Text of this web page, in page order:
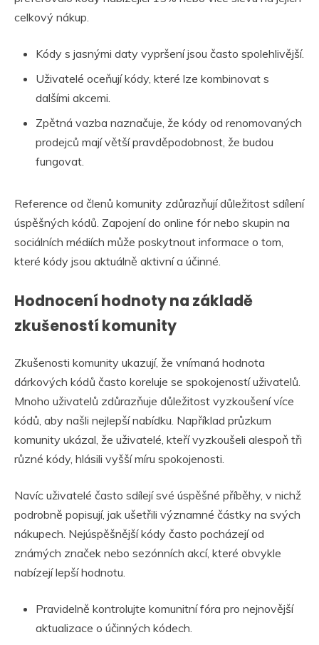
celkový nákup.
Kódy s jasnými daty vypršení jsou často spolehlivější.
Uživatelé oceňují kódy, které lze kombinovat s
dalšími akcemi.
Zpětná vazba naznačuje, že kódy od renomovaných
prodejců mají větší pravděpodobnost, že budou
fungovat.
Reference od členů komunity zdůrazňují důležitost sdílení
úspěšných kódů. Zapojení do online fór nebo skupin na
sociálních médiích může poskytnout informace o tom,
které kódy jsou aktuálně aktivní a účinné.
Hodnocení hodnoty na základě
zkušeností komunity
Zkušenosti komunity ukazují, že vnímaná hodnota
dárkových kódů často koreluje se spokojeností uživatelů.
Mnoho uživatelů zdůrazňuje důležitost vyzkoušení více
kódů, aby našli nejlepší nabídku. Například průzkum
komunity ukázal, že uživatelé, kteří vyzkoušeli alespoň tři
různé kódy, hlásili vyšší míru spokojenosti.
Navíc uživatelé často sdílejí své úspěšné příběhy, v nichž
podrobně popisují, jak ušetřili významné částky na svých
nákupech. Nejúspěšnější kódy často pocházejí od
známých značek nebo sezónních akcí, které obvykle
nabízejí lepší hodnotu.
Pravidelně kontrolujte komunitní fóra pro nejnovější
aktualizace o účinných kódech.